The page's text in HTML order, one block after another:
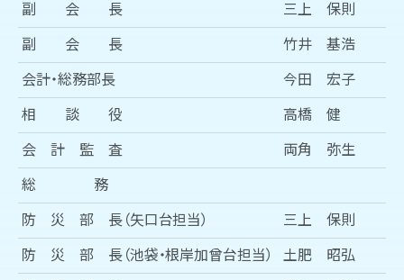
副 会 長 三上 保則
副 会 長 竹井 基浩
会計・総務部長 今田 宏子
相 談 役 高橋 健
会 計 監 査 両角 弥生
総 務
防 災 部 長（矢口台担当） 三上 保則
防 災 部 長（池袋・根岸加曾台担当） 土肥 昭弘